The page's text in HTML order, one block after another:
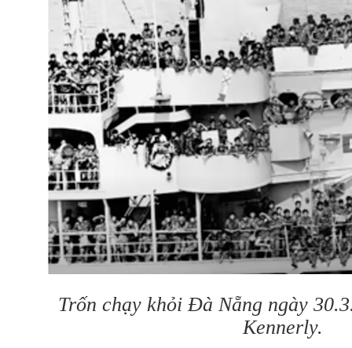
Trốn chạy khỏi Đà Nẵng ngày
Kennerly.